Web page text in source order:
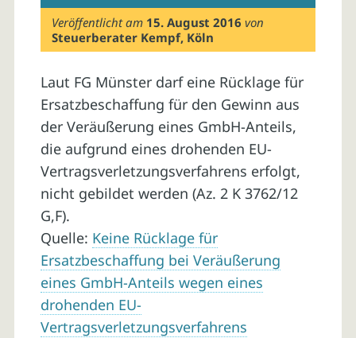
Veröffentlicht am 15. August 2016 von
Steuerberater Kempf, Köln
Laut FG Münster darf eine Rücklage für
Ersatzbeschaffung für den Gewinn aus
der Veräußerung eines GmbH-Anteils,
die aufgrund eines drohenden EU-
Vertragsverletzungsverfahrens erfolgt,
nicht gebildet werden (Az. 2 K 3762/12
G,F).
Quelle: Keine Rücklage für
Ersatzbeschaffung bei Veräußerung
eines GmbH-Anteils wegen eines
drohenden EU-
Vertragsverletzungsverfahrens